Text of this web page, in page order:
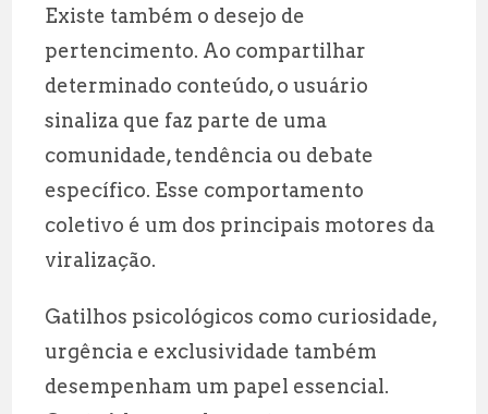
Existe também o desejo de
pertencimento. Ao compartilhar
determinado conteúdo, o usuário
sinaliza que faz parte de uma
comunidade, tendência ou debate
específico. Esse comportamento
coletivo é um dos principais motores da
viralização.
Gatilhos psicológicos como curiosidade,
urgência e exclusividade também
desempenham um papel essencial.